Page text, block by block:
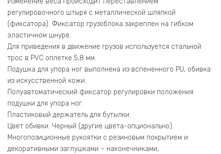
регулировочного штыря с металлической шляпкой
(фиксатора). Фиксатор грузоблока закреплен на гибком
эластичном шнуре.
Для приведения в движение грузов используется стальной
трос в PVC оплетке 5,8 мм.
Подушка для упора ног выполнена из вспененного PU, обивка
из искусственной кожи.
Полуавтоматический фиксатор регулировки положения
подушки для упора ног.
Пластиковый держатель для бутылки.
Цвет обивки: Черный (другие цвета-опционально).
Многопозиционные рукоятки с резиновым покрытием и
декоративными заглушками – наконечниками,